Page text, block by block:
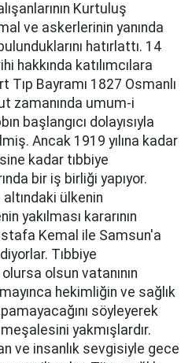
Kurtuluş
ve askerlerinin yanında
hatırlattı. 14
hakkında katılımcılara
Tıp Bayramı 1827 Osmanlı
zamanında umum-i
başlangıcı dolayısıyla
Ancak 1919 yılına kadar
kadar tıbbiye
bir iş birliği yapıyor.
ülkenin
yakılması kararının
Kemal ile Samsun'a
Tıbbiye
olsun vatanının
hekimliğin ve sağlık
söyleyerek
yakmışlardır.
ve insanlık sevgisiyle gece